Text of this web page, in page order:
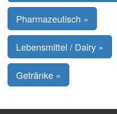
Pharmazeutisch »
Lebensmittel / Dairy »
Getränke »